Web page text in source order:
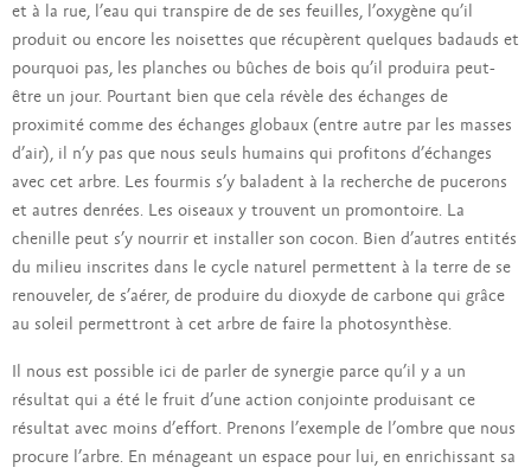
et à la rue, l’eau qui transpire de de ses feuilles, l’oxygène qu’il
produit ou encore les noisettes que récupèrent quelques badauds et
pourquoi pas, les planches ou bûches de bois qu’il produira peut-
être un jour. Pourtant bien que cela révèle des échanges de
proximité comme des échanges globaux (entre autre par les masses
d’air), il n’y pas que nous seuls humains qui profitons d’échanges
avec cet arbre. Les fourmis s’y baladent à la recherche de pucerons
et autres denrées. Les oiseaux y trouvent un promontoire. La
chenille peut s’y nourrir et installer son cocon. Bien d’autres entités
du milieu inscrites dans le cycle naturel permettent à la terre de se
renouveler, de s’aérer, de produire du dioxyde de carbone qui grâce
au soleil permettront à cet arbre de faire la photosynthèse.
Il nous est possible ici de parler de synergie parce qu’il y a un
résultat qui a été le fruit d’une action conjointe produisant ce
résultat avec moins d’effort. Prenons l’exemple de l’ombre que nous
procure l’arbre. En ménageant un espace pour lui, en enrichissant sa